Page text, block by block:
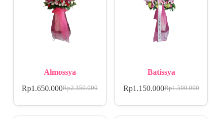
Almossya
Rp2.350.000
Rp1.650.000
Batissya
Rp1.500.000
Rp1.150.000